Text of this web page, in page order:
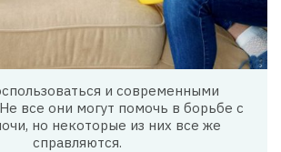
и современными
все они могут помочь в борьбе с
но некоторые из них все же
справляются.